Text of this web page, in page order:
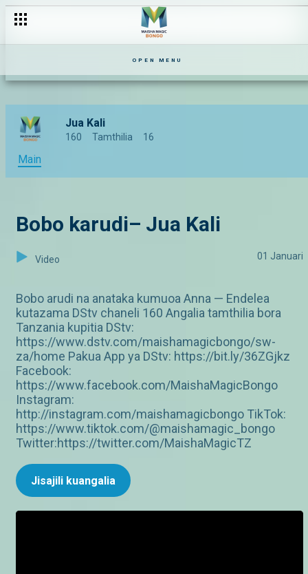
OPEN MENU
Jua Kali
160 Tamthilia 16
Main
Bobo karudi– Jua Kali
Video 01 Januari
Bobo arudi na anataka kumuoa Anna — Endelea
kutazama DStv chaneli 160 Angalia tamthilia bora
Tanzania kupitia DStv:
https://www.dstv.com/maishamagicbongo/sw-
za/home Pakua App ya DStv: https://bit.ly/36ZGjkz
Facebook:
https://www.facebook.com/MaishaMagicBongo
Instagram:
http://instagram.com/maishamagicbongo TikTok:
https://www.tiktok.com/@maishamagic_bongo
Twitter:https://twitter.com/MaishaMagicTZ
Jisajili kuangalia